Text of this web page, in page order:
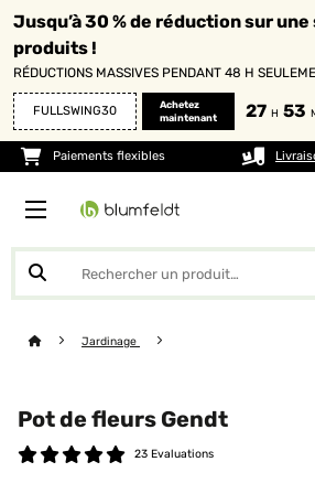
Jusqu’à 30 % de réduction sur
produits !
RÉDUCTIONS MASSIVES PENDANT 48 H
FULLSWING30
Achetez
maintenant
27 H 53
Paiements flexibles
Jardinage
Pot de fleurs Gendt
23 Evaluations